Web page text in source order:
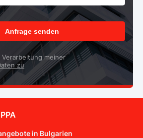
Anfrage senden
Verarbeitung meiner
zu
in Bulgarien